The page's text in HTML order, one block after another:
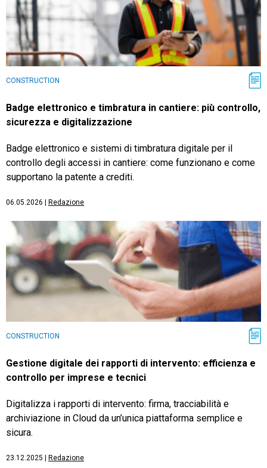
CONSTRUCTION
Badge elettronico e timbratura in cantiere: più controllo,
sicurezza e digitalizzazione
Badge elettronico e sistemi di timbratura digitale per il
controllo degli accessi in cantiere: come funzionano e come
supportano la patente a crediti.
06.05.2026 Redazione
CONSTRUCTION
Gestione digitale dei rapporti di intervento: efficienza e
controllo per imprese e tecnici
Digitalizza i rapporti di intervento: firma, tracciabilità e
archiviazione in Cloud da un’unica piattaforma semplice e
sicura.
23.12.2025 Redazione